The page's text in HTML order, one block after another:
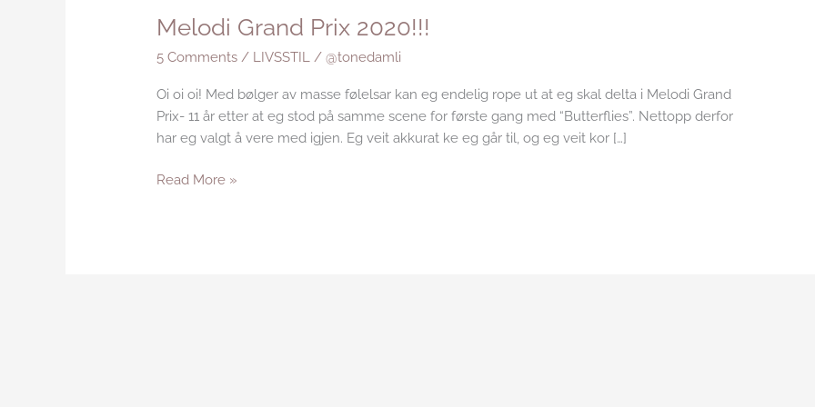
Melodi Grand Prix 2020!!!
5 Comments / LIVSSTIL /@tonedamli
Oi oi oi! Med bølger av masse følelsar kan eg endelig rope ut at eg skal delta i Melodi Grand
Prix- 11 år etter at eg stod på samme scene for første gang med “Butterflies”. Nettopp derfor
har eg valgt å vere med igjen. Eg veit akkurat ke eg går til, og eg veit kor […]
Read More »